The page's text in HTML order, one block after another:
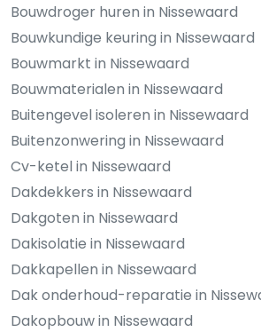
Bouwdroger huren in Nissewaard
Bouwkundige keuring in Nissewaard
Bouwmarkt in Nissewaard
Bouwmaterialen in Nissewaard
Buitengevel isoleren in Nissewaard
Buitenzonwering in Nissewaard
Cv-ketel in Nissewaard
Dakdekkers in Nissewaard
Dakgoten in Nissewaard
Dakisolatie in Nissewaard
Dakkapellen in Nissewaard
Dak onderhoud-reparatie in
Dakopbouw in Nissewaard